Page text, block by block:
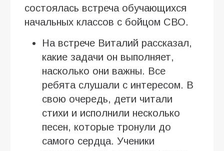
состоялась встреча обучающихся
начальных классов с бойцом СВО.
На встрече Виталий рассказал,
какие задачи он выполняет,
насколько они важны. Все
ребята слушали с интересом. В
свою очередь, дети читали
стихи и исполнили несколько
песен, которые тронули до
самого сердца. Ученики